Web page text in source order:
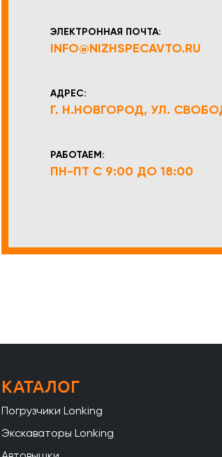
ЭЛЕКТРОННАЯ ПОЧТА:
INFO@NIZHSPECAVTO.RU
АДРЕС:
Г. Н.НОВГОРОД, УЛ.
РАБОТАЕМ:
ПН-ПТ С 9:00 ДО 18:00
КАТАЛОГ
Погрузчики Lonking
Экскаваторы Lonking